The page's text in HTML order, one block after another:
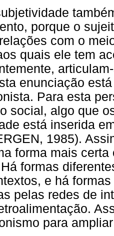
porque o
com o
quais ele tem
enunciação
Para esta
social, algo que
está inserida
1985).
forma mais
formas
e há
pelas redes de
para